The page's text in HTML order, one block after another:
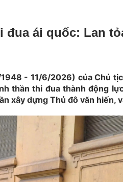
đua ái quốc: Lan
- 11/6/2026) của Chủ
thần thi đua thành động
xây dựng Thủ đô văn hiến,